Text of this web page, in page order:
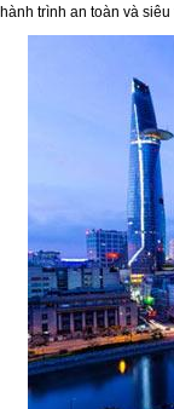
hành trình an toàn và siêu